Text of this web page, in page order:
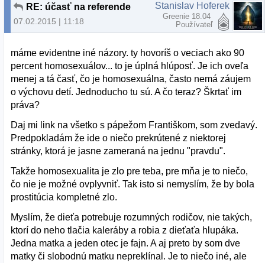
RE: účasť na referende
07.02.2015 | 11:18
Stanislav Hoferek
Greenie 18.04
Používateľ
máme evidentne iné názory. ty hovoríš o veciach ako 90
percent homosexuálov... to je úplná hlúposť. Je ich oveľa
menej a tá časť, čo je homosexuálna, často nemá záujem
o výchovu detí. Jednoducho tu sú. A čo teraz? Škrtať im
práva?
Daj mi link na všetko s pápežom Františkom, som zvedavý.
Predpokladám že ide o niečo prekrútené z niektorej
stránky, ktorá je jasne zameraná na jednu "pravdu".
Takže homosexualita je zlo pre teba, pre mňa je to niečo,
čo nie je možné ovplyvniť. Tak isto si nemyslím, že by bola
prostitúcia kompletné zlo.
Myslím, že dieťa potrebuje rozumných rodičov, nie takých,
ktorí do neho tlačia kaleráby a robia z dieťaťa hlupáka.
Jedna matka a jeden otec je fajn. A aj preto by som dve
matky či slobodnú matku nepreklínal. Je to niečo iné, ale